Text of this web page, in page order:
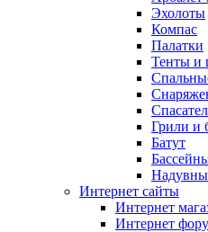
Эхолоты
Компас
Палатки
Тенты и
Грили и
Батут
Интернет сайты
Интернет
Интернет